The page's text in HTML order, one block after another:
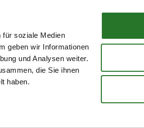
für soziale Medien
geben wir Informationen
und Analysen weiter.
die Sie ihnen
haben.
Gutscheine Karriere